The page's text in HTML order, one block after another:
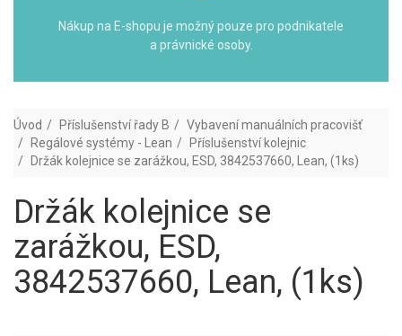
Nákup na E-shopu je možný pouze pro podnikatele
a právnické osoby.
Úvod Příslušenství řady B
Vybavení manuálních pracovišť
Regálové systémy - Lean
Příslušenství kolejnic
Držák kolejnice se zarážkou, ESD, 3842537660, Lean, (1ks)
Držák kolejnice se
zarážkou, ESD,
3842537660, Lean, (1ks)